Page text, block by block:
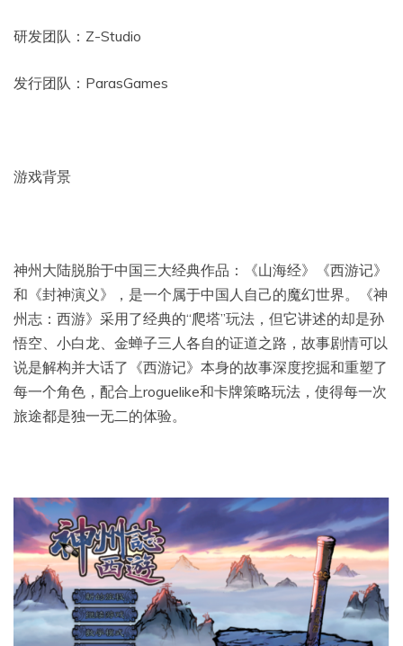
研发团队：Z-Studio
发行团队：ParasGames
游戏背景
神州大陆脱胎于中国三大经典作品：《山海经》《西游记》
和《封神演义》，是一个属于中国人自己的魔幻世界。《神
州志：西游》采用了经典的“爬塔”玩法，但它讲述的却是孙
悟空、小白龙、金蝉子三人各自的证道之路，故事剧情可以
说是解构并大话了《西游记》本身的故事深度挖掘和重塑了
每一个角色，配合上roguelike和卡牌策略玩法，使得每一次
旅途都是独一无二的体验。